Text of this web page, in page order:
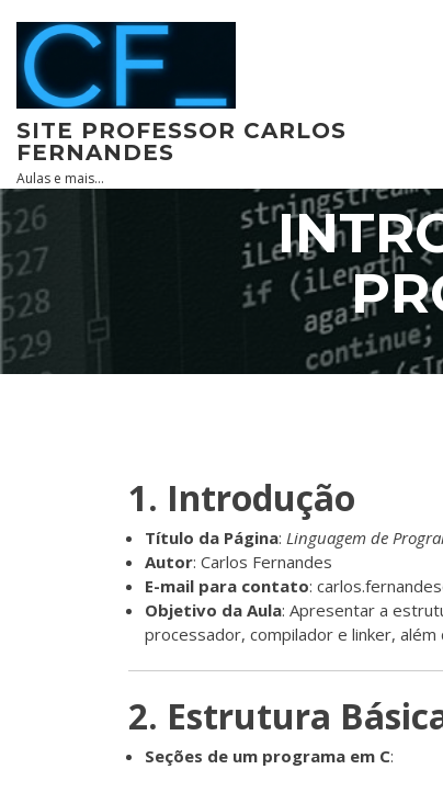
content
SITE PROFESSOR CARLOS
FERNANDES
Aulas e mais…
1. Introdução
Título da Página: Linguagem de
Autor: Carlos Fernandes
E-mail para contato:
Objetivo da Aula: Apresentar a
processador, compilador e linker,
2. Estrutura
Seções de um programa em C: